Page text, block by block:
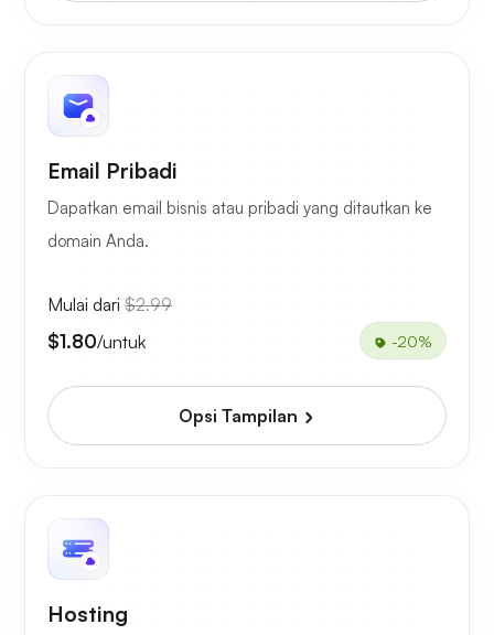
Email Pribadi
Dapatkan email bisnis atau pribadi yang ditautkan ke
domain Anda.
Mulai dari $2.99
$1.80/untuk -20%
Opsi Tampilan
Hosting